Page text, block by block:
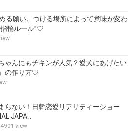
る願い。つける場所によって意味が変わ
輪ルール”♡
ゃんにもチキンが人気？愛犬にあげたい
の作り方♡
らない！日韓恋愛リアリティーショー
JAPA…
view